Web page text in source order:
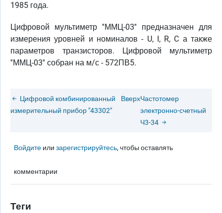
1985 года.
Цифровой мультиметр ''ММЦ-03'' предназначен для
измерения уровней и номиналов - U, I, R, C а также
параметров транзисторов. Цифровой мультиметр
''ММЦ-03'' собран на м/с - 572ПВ5.
Цифровой комбинированный
измерительный прибор "43302"
ВверхЧастотомер
электронно-счетный
Ч3-34
Войдите илизарегистрируйтесь, чтобы оставлять
комментарии
Теги